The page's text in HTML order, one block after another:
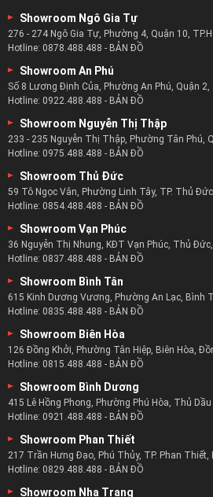
Showroom Ngô Gia Tự
276 - 274 Ngô Gia Tự, Phường 4, Quận 10,
Hotline: 0878.488.488 - BẢN ĐỒ
Showroom An Phú
Số 8 Lương Định Của, Phường An Phú, Quận 2,
Hotline: 0922.488.488 - BẢN ĐỒ
Showroom Nguyễn Thị Thập
233 - 235 Nguyễn Thị Thập, Phường Tân Phú,
Hotline: 0975.488.488 - BẢN ĐỒ
Showroom Thủ Đức
59 Tô Ngọc Vân, Phường Linh Tây, TP. Thủ
Hotline: 0854.488.488 - BẢN ĐỒ
Showroom Vạn Phúc
36 Nguyễn Thị Nhung, KĐT Vạn Phúc, Thủ Đức,
Hotline: 0837.488.488 - BẢN ĐỒ
Showroom Bình Tân
615 Kinh Dương Vương, Phường An Lạc, Bình
Hotline: 0835.488.488 - BẢN ĐỒ
Showroom Biên Hòa
126 Đồng Khởi, Phường Tân Hiệp, Biên Hòa,
Hotline: 0815.488.488 - BẢN ĐỒ
Showroom Bình Dương
415 Lê Hồng Phong, Phường Phú Hòa, Thủ
Hotline: 0921.488.488 - BẢN ĐỒ
Showroom Phan Thiết
217 Trần Hưng Đạo, Phú Thủy, TP. Phan Thiết,
Hotline: 0829.488.488 - BẢN ĐỒ
Showroom Nha Trang